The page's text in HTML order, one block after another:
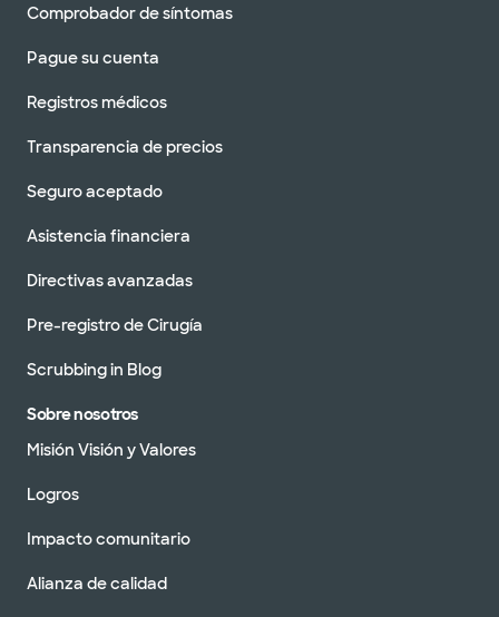
Comprobador de síntomas
Pague su cuenta
Registros médicos
Transparencia de precios
Seguro aceptado
Asistencia financiera
Directivas avanzadas
Pre-registro de Cirugía
Scrubbing in Blog
Sobre nosotros
Misión Visión y Valores
Logros
Impacto comunitario
Alianza de calidad